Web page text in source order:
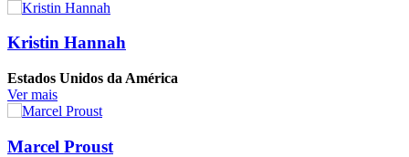
Kristin Hannah
Estados Unidos da América
Ver mais
Marcel Proust